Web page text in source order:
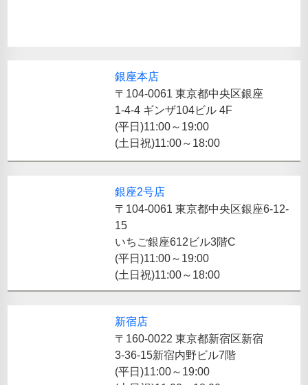
銀座本店
〒104-0061 東京都中央区銀座
1-4-4 ギンザ104ビル 4F
(平日)11:00～19:00
(土日祝)11:00～18:00
銀座2号店
〒104-0061 東京都中央区銀座6-12-
15
いちご銀座612ビル3階C
(平日)11:00～19:00
(土日祝)11:00～18:00
新宿店
〒160-0022 東京都新宿区新宿
3-36-15新宿内野ビル7階
(平日)11:00～19:00